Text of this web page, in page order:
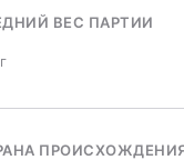
ВЕС ПАРТИИ